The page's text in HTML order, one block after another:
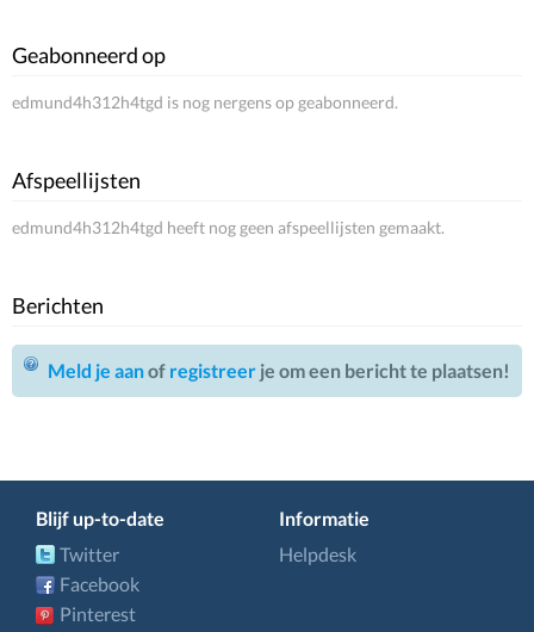
Geabonneerd op
edmund4h312h4tgd is nog nergens op geabonneerd.
Afspeellijsten
edmund4h312h4tgd heeft nog geen afspeellijsten gemaakt.
Berichten
Meld je aanof registreer je om een bericht te plaatsen!
Blijf up-to-date
Twitter
Facebook
Pinterest
Informatie
Helpdesk